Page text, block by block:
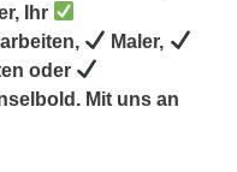
Ihr
Maler,
oder
Mit uns an